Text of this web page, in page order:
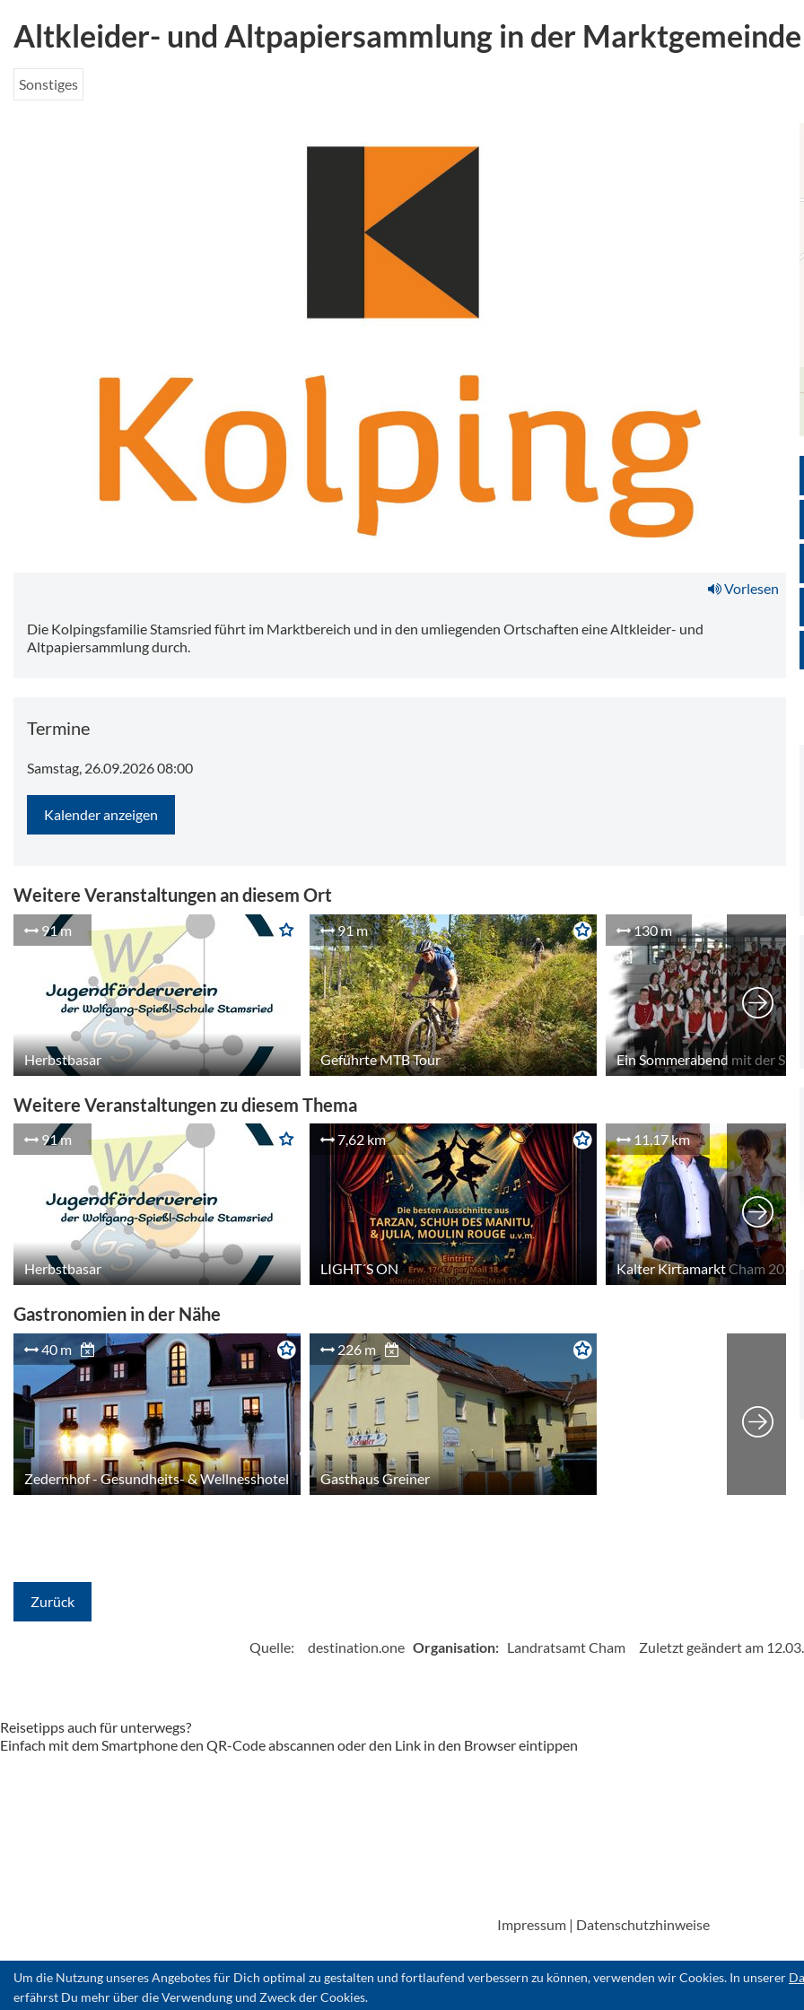
Altkleider- und Altpapiersammlung in der
Sonstiges
Vorlesen
Die Kolpingsfamilie Stamsried führt im Marktbereich und in den umliegenden Ortschaften eine Altkleider- und
Altpapiersammlung durch.
Termine
Samstag, 26.09.2026 08:00
Kalender anzeigen
Weitere Veranstaltungen an diesem Ort
91 m
Herbstbasar
91 m
Geführte MTB Tour
130 m
Weitere Veranstaltungen zu diesem Thema
91 m
Herbstbasar
7,62 km
LIGHT´S ON
11,17 km
Kalter Kirtamarkt Cham 2026
Gastronomien in der Nähe
40 m
Zedernhof - Gesundheits- & Wellnesshotel
226 m
Gasthaus Greiner
Zurück
Quelle: destination.one Organisation: Landratsamt Cham Zuletzt geändert am
Reisetipps auch für unterwegs?
Einfach mit dem Smartphone den QR-Code abscannen oder den Link in den Browser eintippen
Impressum| Datenschutzhinweise
Um die Nutzung unseres Angebotes für Dich optimal zu gestalten und fortlaufend verbessern zu können, verwenden wir Cookies. In unserer
erfährst Du mehr über die Verwendung und Zweck der Cookies.